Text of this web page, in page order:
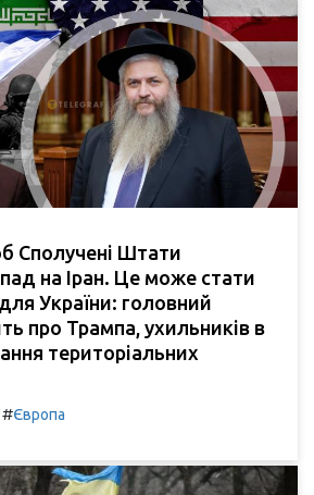
Сполучені Штати
на Іран. Це може стати
України: головний
про Трампа, ухильників в
територіальних
#Європа